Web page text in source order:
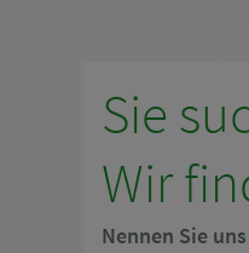
Sie
Wir
Nennen Sie